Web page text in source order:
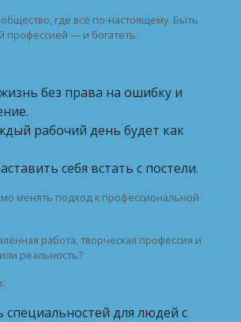
где всё по-настоящему. Быть
профессией — и богатеть.
без права на ошибку и
рабочий день будет как
себя встать с постели.
менять подход к профессиональной
работа, творческая профессия и
реальность?
специальностей для людей с